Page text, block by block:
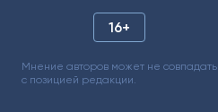
16+
Мнение авторов может не совпадать
с позицией редакции.